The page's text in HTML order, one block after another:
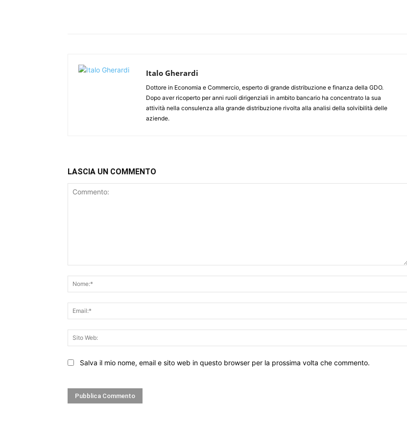
Italo Gherardi
Dottore in Economia e Commercio, esperto di grande distribuzione e finanza della GDO.
Dopo aver ricoperto per anni ruoli dirigenziali in ambito bancario ha concentrato la sua
attività nella consulenza alla grande distribuzione rivolta alla analisi della solvibilità delle
aziende.
LASCIA UN COMMENTO
Salva il mio nome, email e sito web in questo browser per la prossima volta che commento.